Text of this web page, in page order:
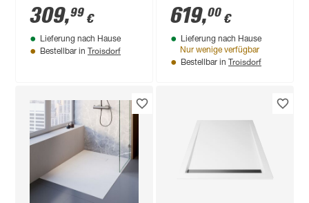
Steinoptik weiß 80 x
90 cm
309,99 €
Lieferung nach Hause
Bestellbar in Troisdorf
cm
619,00 €
Lieferung nach Hause
Nur wenige verfügbar
Bestellbar in Troisdorf